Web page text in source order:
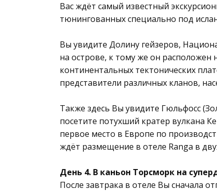
Вас ждёт самый известный
тюнингованных специально под
Вы увидите Долину гейзеров,
на острове, к тому же он расположен
континентальных тектонических
представители различных кланов,
Также здесь Вы увидите Гюльфосс
посетите потухший кратер вулкана
первое место в Европе по
ждёт размещение в отеле Ranga в
День 4. В каньон Торсморк на
После завтрака в отеле Вы сначала